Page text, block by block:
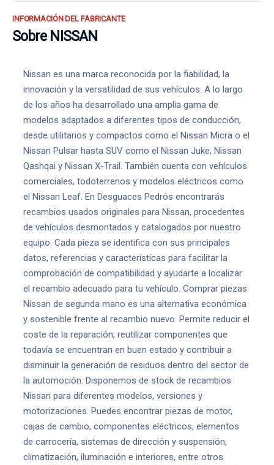
INFORMACIÓN DEL FABRICANTE
Sobre NISSAN
Nissan es una marca reconocida por la fiabilidad, la
innovación y la versatilidad de sus vehículos. A lo largo
de los años ha desarrollado una amplia gama de
modelos adaptados a diferentes tipos de conducción,
desde utilitarios y compactos como el Nissan Micra o el
Nissan Pulsar hasta SUV como el Nissan Juke, Nissan
Qashqai y Nissan X-Trail. También cuenta con vehículos
comerciales, todoterrenos y modelos eléctricos como
el Nissan Leaf. En Desguaces Pedrós encontrarás
recambios usados originales para Nissan, procedentes
de vehículos desmontados y catalogados por nuestro
equipo. Cada pieza se identifica con sus principales
datos, referencias y características para facilitar la
comprobación de compatibilidad y ayudarte a localizar
el recambio adecuado para tu vehículo. Comprar piezas
Nissan de segunda mano es una alternativa económica
y sostenible frente al recambio nuevo. Permite reducir el
coste de la reparación, reutilizar componentes que
todavía se encuentran en buen estado y contribuir a
disminuir la generación de residuos dentro del sector de
la automoción. Disponemos de stock de recambios
Nissan para diferentes modelos, versiones y
motorizaciones. Puedes encontrar piezas de motor,
cajas de cambio, componentes eléctricos, elementos
de carrocería, sistemas de dirección y suspensión,
climatización, iluminación e interiores, entre otros